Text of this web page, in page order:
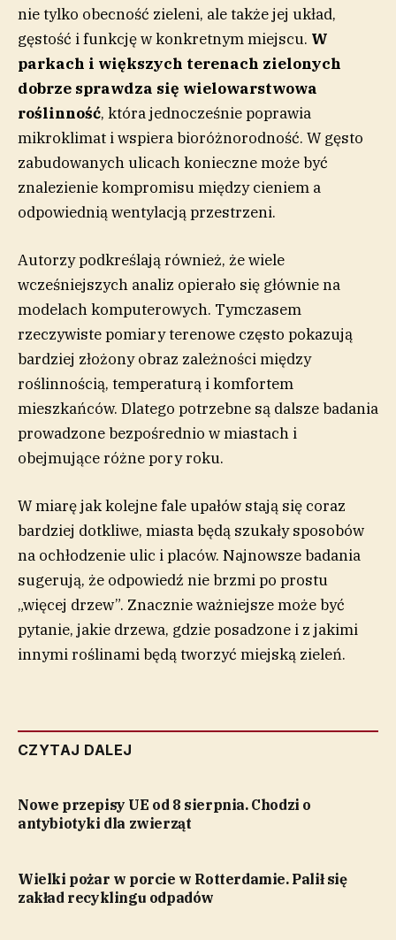
nie tylko obecność zieleni, ale także jej układ,
gęstość i funkcję w konkretnym miejscu. W
parkach i większych terenach zielonych
dobrze sprawdza się wielowarstwowa
roślinność, która jednocześnie poprawia
mikroklimat i wspiera bioróżnorodność. W gęsto
zabudowanych ulicach konieczne może być
znalezienie kompromisu między cieniem a
odpowiednią wentylacją przestrzeni.
Autorzy podkreślają również, że wiele
wcześniejszych analiz opierało się głównie na
modelach komputerowych. Tymczasem
rzeczywiste pomiary terenowe często pokazują
bardziej złożony obraz zależności między
roślinnością, temperaturą i komfortem
mieszkańców. Dlatego potrzebne są dalsze badania
prowadzone bezpośrednio w miastach i
obejmujące różne pory roku.
W miarę jak kolejne fale upałów stają się coraz
bardziej dotkliwe, miasta będą szukały sposobów
na ochłodzenie ulic i placów. Najnowsze badania
sugerują, że odpowiedź nie brzmi po prostu
„więcej drzew”. Znacznie ważniejsze może być
pytanie, jakie drzewa, gdzie posadzone i z jakimi
innymi roślinami będą tworzyć miejską zieleń.
CZYTAJ DALEJ
Nowe przepisy UE od 8 sierpnia. Chodzi o
antybiotyki dla zwierząt
Wielki pożar w porcie w Rotterdamie. Palił się
zakład recyklingu odpadów